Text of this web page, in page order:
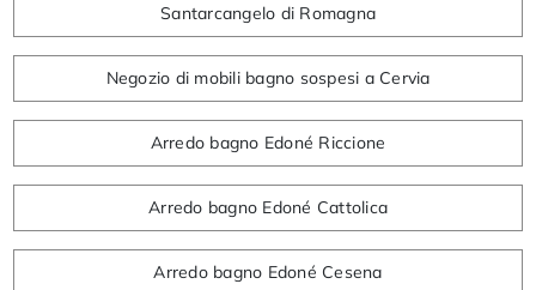
Santarcangelo di Romagna
Negozio di mobili bagno sospesi a Cervia
Arredo bagno Edoné Riccione
Arredo bagno Edoné Cattolica
Arredo bagno Edoné Cesena